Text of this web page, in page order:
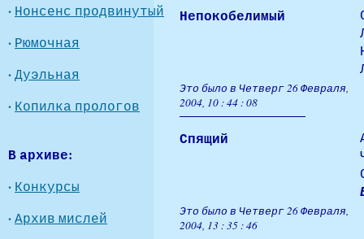
· Нонсенс продвинутый
· Рюмочная
·Дуэльная
· Копилка прологов
В архиве:
· Конкурсы
·Архив мислей
Непокобелимый
Это было в Четверг 26 Февраля,
2004, 10 : 44 : 08
Спящий
Это было в Четверг 26 Февраля,
2004, 13 : 35 : 46